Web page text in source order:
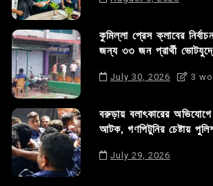
কুমিল্লা প্রেস ক্লাবের
জন্য ৩৩ জন প্রার্থী
July 30, 2026 3
বরুড়ায় বলাৎকারের অভিযোগে
আটক, গণপিটুনির চেষ্টায়
July 29, 2026